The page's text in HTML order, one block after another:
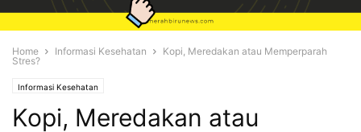
Home Informasi Kesehatan
Kopi, Meredakan atau Memperparah
Stres?
Informasi Kesehatan
Kopi, Meredakan atau